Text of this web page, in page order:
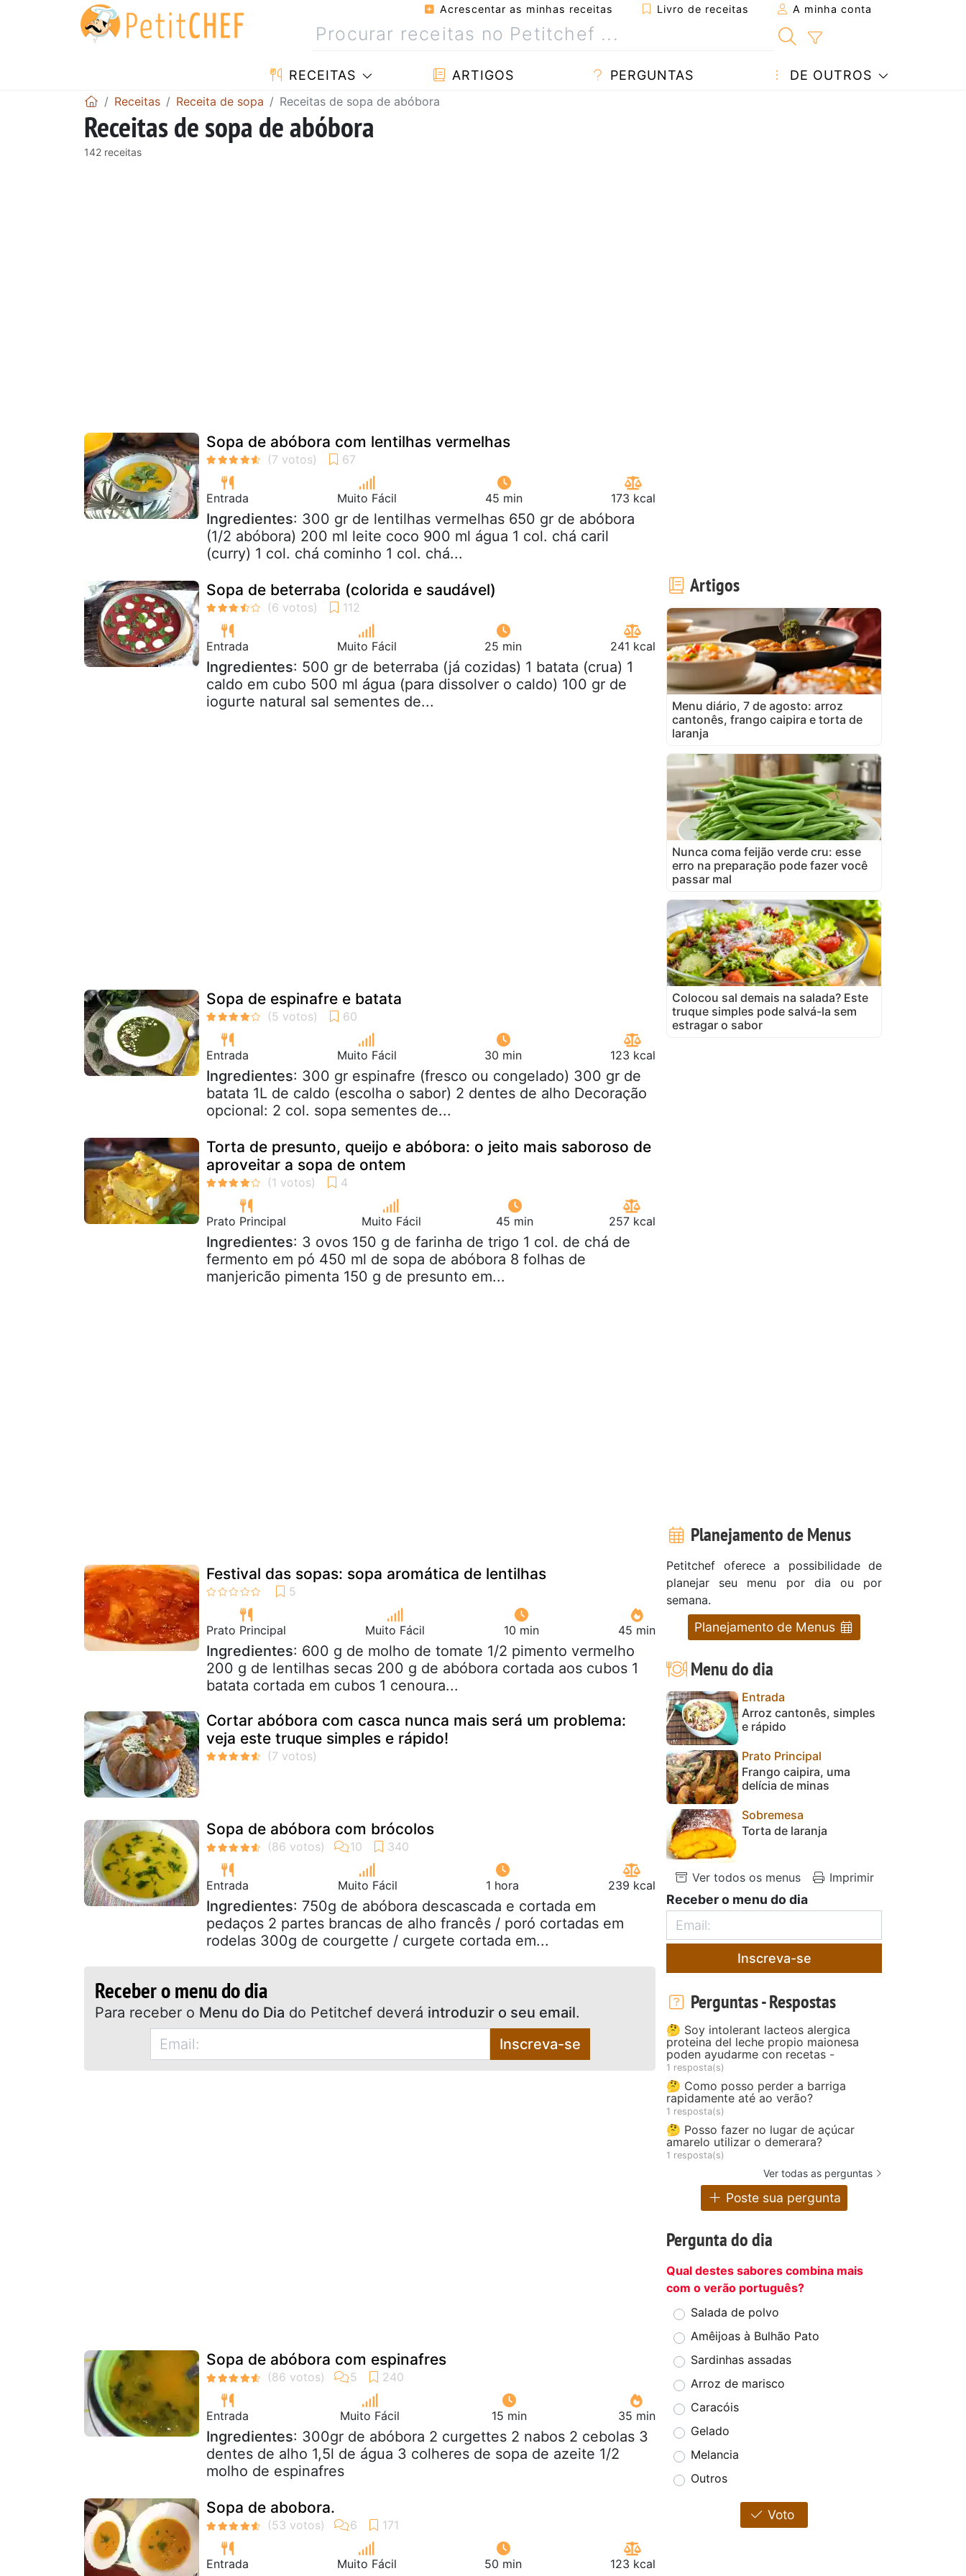
Acrescentar as minhas receitas Livro de receitas A minha conta
RECEITAS ARTIGOS PERGUNTAS DE OUTROS
Receitas Receita de sopa Receitas de sopa de abóbora
Receitas de sopa de abóbora
142 receitas
Sopa de abóbora com lentilhas vermelhas
Entrada Muito Fácil 45 min 173 kcal
Ingredientes: 300 gr de lentilhas vermelhas 650 gr de abóbora
(1/2 abóbora) 200 ml leite coco 900 ml água 1 col. chá caril
(curry) 1 col. chá cominho 1 col. chá...
Sopa de beterraba (colorida e saudável)
Entrada Muito Fácil 25 min 241 kcal
Ingredientes: 500 gr de beterraba (já cozidas) 1 batata (crua) 1
caldo em cubo 500 ml água (para dissolver o caldo) 100 gr de
iogurte natural sal sementes de...
Sopa de espinafre e batata
Entrada Muito Fácil 30 min 123 kcal
Ingredientes: 300 gr espinafre (fresco ou congelado) 300 gr de
batata 1L de caldo (escolha o sabor) 2 dentes de alho Decoração
opcional: 2 col. sopa sementes de...
Torta de presunto, queijo e abóbora: o jeito mais saboroso de
aproveitar a sopa de ontem
Prato Principal Muito Fácil 45 min 257 kcal
Ingredientes: 3 ovos 150 g de farinha de trigo 1 col. de chá de
fermento em pó 450 ml de sopa de abóbora 8 folhas de
manjericão pimenta 150 g de presunto em...
Festival das sopas: sopa aromática de lentilhas
Prato Principal Muito Fácil 10 min 45 min
Ingredientes: 600 g de molho de tomate 1/2 pimento vermelho
200 g de lentilhas secas 200 g de abóbora cortada aos cubos 1
batata cortada em cubos 1 cenoura...
Cortar abóbora com casca nunca mais será um problema:
veja este truque simples e rápido!
Sopa de abóbora com brócolos
Entrada Muito Fácil 1 hora 239 kcal
Ingredientes: 750g de abóbora descascada e cortada em
pedaços 2 partes brancas de alho francês / poró cortadas em
rodelas 300g de courgette / curgete cortada em...
Receber o menu do dia
Para receber o Menu do Dia do Petitchef deverá introduzir o seu email.
Inscreva-se
Sopa de abóbora com espinafres
Entrada Muito Fácil 15 min 35 min
Ingredientes: 300gr de abóbora 2 curgettes 2 nabos 2 cebolas 3
dentes de alho 1,5l de água 3 colheres de sopa de azeite 1/2
molho de espinafres
Sopa de abobora.
Entrada Muito Fácil 50 min 123 kcal
Artigos
Menu diário, 7 de agosto: arroz
cantonês, frango caipira e torta de
laranja
Nunca coma feijão verde cru: esse
erro na preparação pode fazer você
passar mal
Colocou sal demais na salada? Este
truque simples pode salvá-la sem
estragar o sabor
Planejamento de Menus
Petitchef oferece a possibilidade de
planejar seu menu por dia ou por
semana.
Planejamento de Menus
Menu do dia
Entrada
Arroz cantonês, simples
e rápido
Prato Principal
Frango caipira, uma
delícia de minas
Sobremesa
Torta de laranja
Ver todos os menus Imprimir
Receber o menu do dia
Inscreva-se
Perguntas - Respostas
🤔 Soy intolerant lacteos alergica
proteina del leche propio maionesa
poden ayudarme con recetas -
1 resposta(s)
🤔 Como posso perder a barriga
rapidamente até ao verão?
1 resposta(s)
🤔 Posso fazer no lugar de açúcar
amarelo utilizar o demerara?
1 resposta(s)
Ver todas as perguntas
Poste sua pergunta
Pergunta do dia
Qual destes sabores combina mais
com o verão português?
Salada de polvo
Amêijoas à Bulhão Pato
Sardinhas assadas
Arroz de marisco
Caracóis
Gelado
Melancia
Outros
Voto